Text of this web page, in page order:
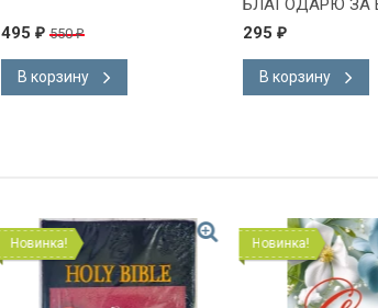
495 ₽ 550₽
В корзину
БЛАГОДАРЮ ЗА
БОГА" /формат
295 ₽
В корзину
Новинка! Новинка!